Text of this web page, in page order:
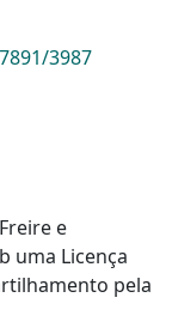
3987
e
uma Licença
pela